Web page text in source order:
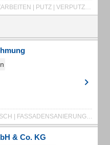
MALER | TROCKENBAU | VERPUTZARBEITEN | PUTZ | VERPUTZER | AUSBAU | WDVS | VOLLWÄRMESCHUTZ | TAPEZIERER | TAPEZIERARBEITEN | FASSADENBESCHICHTUNG | LACKIERER | FASSADENANSTRICH | FASSADENGESTALTUNG | FASSADEN | LEHMPUTZ | MALERMEISTER | KALKPUTZ | BADSANIERUNG | KOMPLETTUMBAU | ALTBAUSANIERUNG | LADENAUSBAU | BODENBELAGSARBEITEN | BRANDSCHUTZBESCHICTUNG | DACHAUSBAU | BODENBELÄGE | TEPPICHBODEN | VINYLBELAG | RAUMDESIGN | FARBGESTALTUNG | FARBENHANDEL | LICHTDESIGN | VERGOLDUNG | SANIERUNG
ANBAU | BAUUNTERNEHMEN | BUSCH | FASSADENSANIERUNG | FEUCHTIGKEIT | NEUBAU
& Co. KG